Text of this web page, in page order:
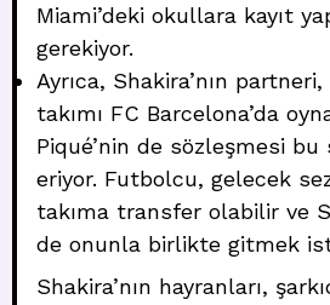
Miami’deki okullara kayıt
gerekiyor.
Ayrıca, Shakira’nın
takımı FC Barcelona’da
Piqué’nin de sözleşmesi bu
eriyor. Futbolcu, gelecek
takıma transfer olabilir ve
de onunla birlikte gitmek
Shakira’nın hayranları,